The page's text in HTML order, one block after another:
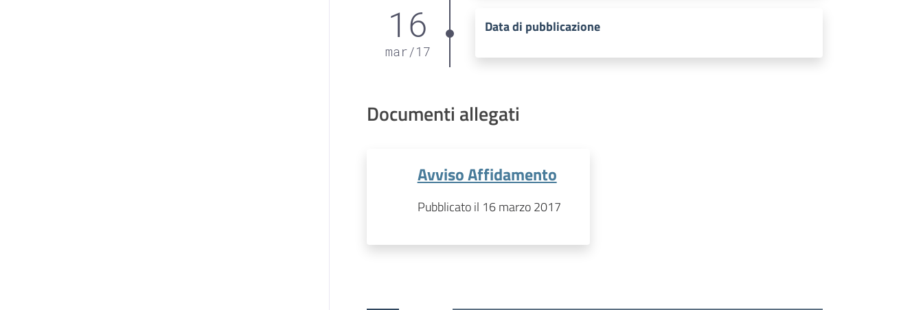
16
mar/17
Data di pubblicazione
Documenti allegati
Avviso Affidamento
Pubblicato il 16 marzo 2017